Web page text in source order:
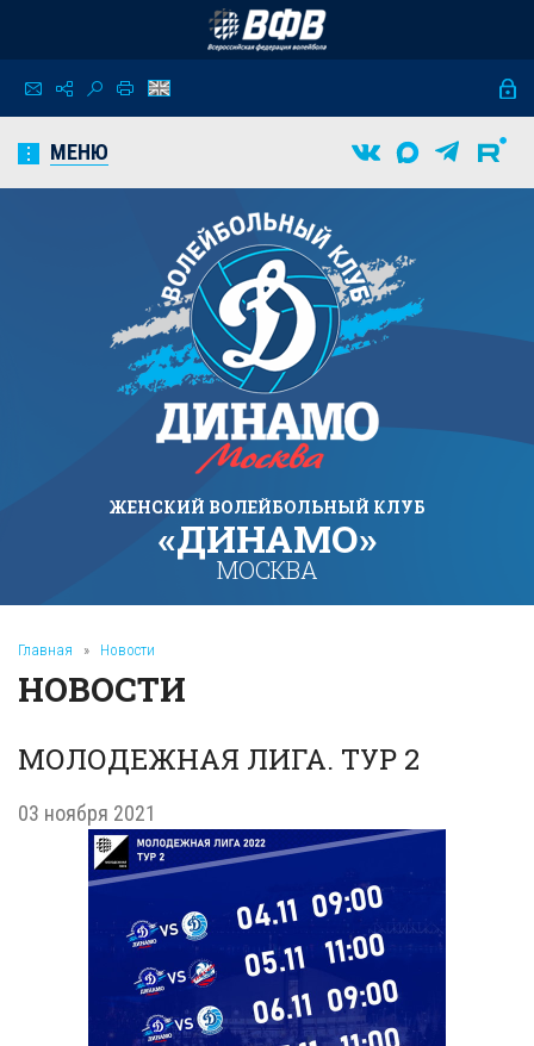
МЕНЮ
ЖЕНСКИЙ ВОЛЕЙБОЛЬНЫЙ КЛУБ
«ДИНАМО»
МОСКВА
Главная » Новости
НОВОСТИ
МОЛОДЕЖНАЯ ЛИГА. ТУР 2
03 ноября 2021